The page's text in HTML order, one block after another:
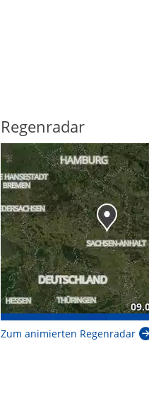
Regenradar
Zum animierten Regenradar